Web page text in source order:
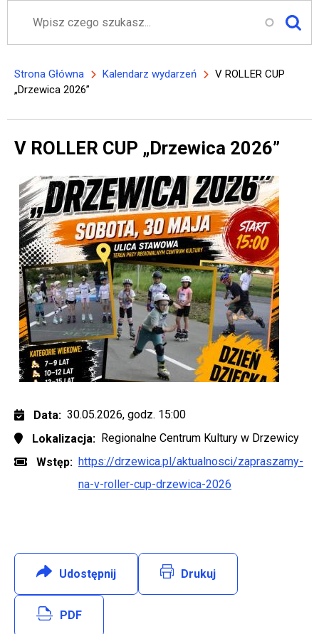
Ścieżka nawigacyjna
Strona Główna Kalendarz wydarzeń
V ROLLER CUP
„Drzewica 2026”
V ROLLER CUP „Drzewica 2026”
Data
30.05.2026, godz. 15:00
Lokalizacja
Regionalne Centrum Kultury w Drzewicy
Wstęp
https://drzewica.pl/aktualnosci/zapraszamy-
na-v-roller-cup-drzewica-2026
Udostępnij: Facebook Drukuj
Will open in new tab
PDF